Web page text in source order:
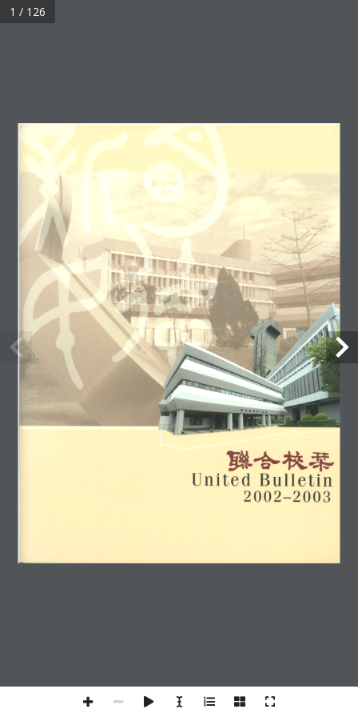
聯絡我們 網頁指南 提出意見 無障礙支援
免責聲明
© 2026 香港中文大學聯合書院 版權所有
1 / 126